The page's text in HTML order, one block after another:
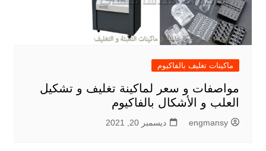
ماكينات تغليف بالفاكيوم
مواصفات و سعر لماكينة تغليف و تشكيل
العلب و الأشكال بالفاكيوم
engmansy ديسمبر 20, 2021